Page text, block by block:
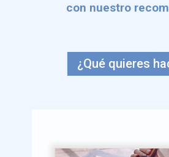
con nuestro
¿Qué quieres